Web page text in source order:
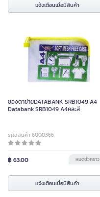
แจ้งเตือนเมื่อมีสินค้า
ซองตาข่ายDATABANK SRB1049 A4
Databank SRB1049 A4คละสี
รหัสสินค้า 6000366
฿ 63.00 หมดชั่วคราว
แจ้งเตือนเมื่อมีสินค้า